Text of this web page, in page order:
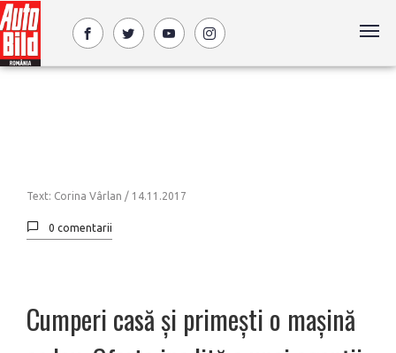
Text: Corina Vârlan / 14.11.2017
0 comentarii
Cumperi casă și primești o mașină